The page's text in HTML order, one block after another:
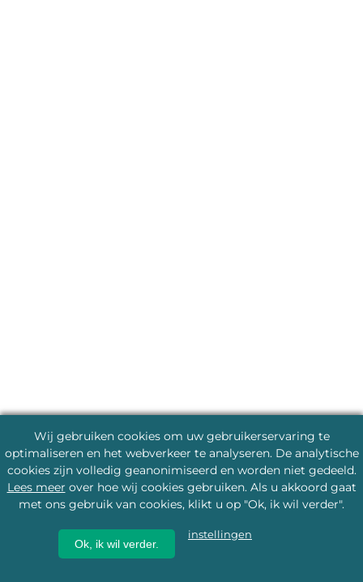
Wij gebruiken cookies om uw gebruikerservaring te
optimaliseren en het webverkeer te analyseren. De analytische
cookies zijn volledig geanonimiseerd en worden niet gedeeld.
Lees meer over hoe wij cookies gebruiken. Als u akkoord gaat
met ons gebruik van cookies, klikt u op "Ok, ik wil verder".
Ok, ik wil verder.
instellingen